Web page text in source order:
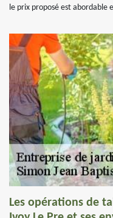
le prix proposé est abordable
Les opérations de